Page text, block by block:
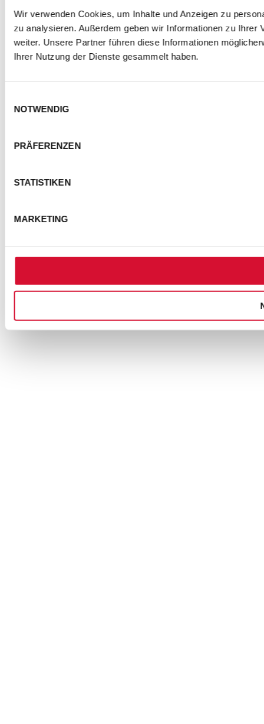
Wir verwenden Cookies, um Inhalte und Anzeigen zu
zu analysieren. Außerdem geben wir Informationen zu
weiter. Unsere Partner führen diese Informationen
Ihrer Nutzung der Dienste gesammelt haben.
NOTWENDIG
PRÄFERENZEN
STATISTIKEN
MARKETING